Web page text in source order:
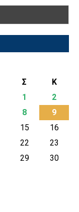
Σ
Κ
1
2
8
9
15
16
22
23
29
30